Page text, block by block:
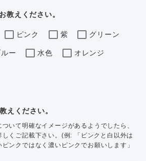
教えください。
ピンク 紫 グリーン
ー 水色 オレンジ
えください。
ついて明確なイメージがあるようでしたら、
くご記載下さい。(例: 「ピンクと白以外は
ンクではなく濃いピンクでお願いします」